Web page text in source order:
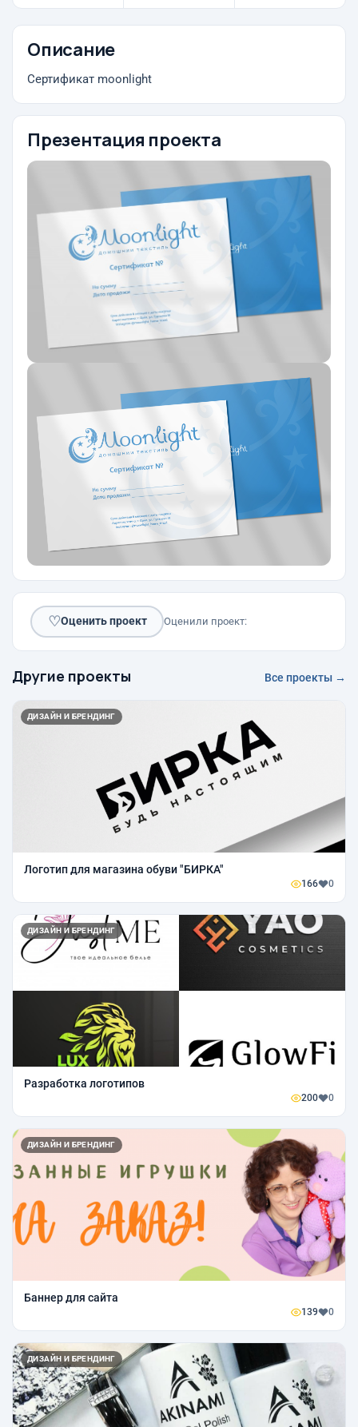
Описание
Сертификат moonlight
Презентация проекта
♡Оценить проект Оценили проект:
Другие проекты Все проекты →
ДИЗАЙН И БРЕНДИНГ
Логотип для магазина обуви "БИРКА"
166 0
ДИЗАЙН И БРЕНДИНГ
Разработка логотипов
200 0
ДИЗАЙН И БРЕНДИНГ
Баннер для сайта
139 0
ДИЗАЙН И БРЕНДИНГ